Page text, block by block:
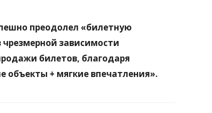
преодолел «билетную
зависимости
билетов, благодаря
объекты + мягкие впечатления».